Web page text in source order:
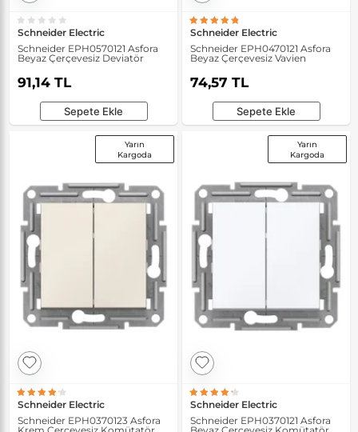
Schneider Electric
Schneider EPH0570121 Asfora
Beyaz Çerçevesiz Deviatör
91,14 TL
Sepete Ekle
Schneider Electric
Schneider EPH0470121 Asfora
Beyaz Çerçevesiz Vavien
74,57 TL
Sepete Ekle
Yarın
Kargoda
Schneider Electric
Schneider EPH0370123 Asfora
Yarın
Kargoda
Schneider Electric
Schneider EPH0370121 Asfora